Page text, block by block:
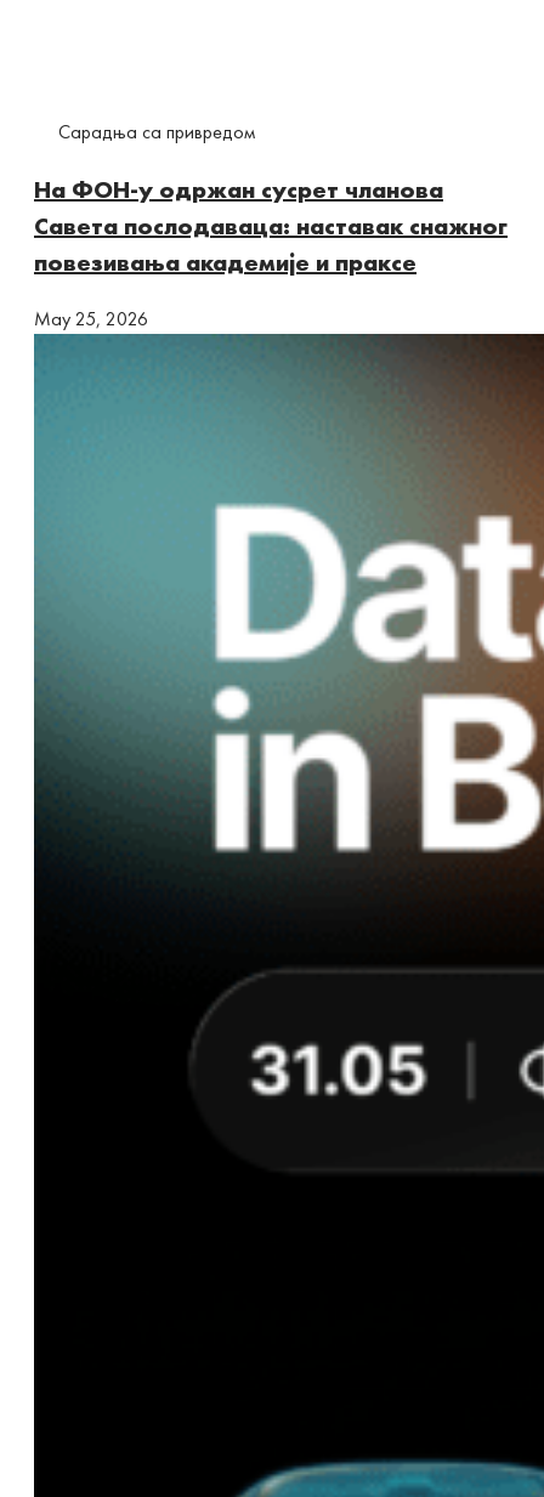
Сарадња са привредом
На ФОН-у одржан сусрет чланова
Савета послодаваца: наставак снажног
повезивања академије и праксе
Маy 25, 2026